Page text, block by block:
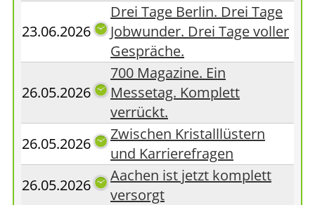
23.06.2026
Drei Tage Berlin. Drei Tage
Jobwunder. Drei Tage voller
Gespräche.
26.05.2026
700 Magazine. Ein
Messetag. Komplett
verrückt.
26.05.2026
Zwischen Kristalllüstern
und Karrierefragen
26.05.2026
Aachen ist jetzt komplett
versorgt